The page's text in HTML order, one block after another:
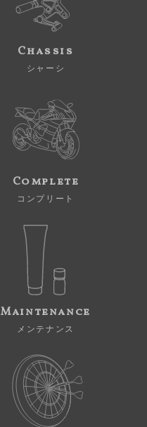
Chassis
シャーシ
Complete
コンプリート
Maintenance
メンテナンス